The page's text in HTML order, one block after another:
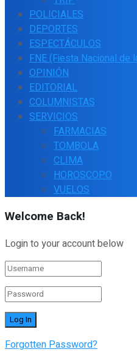
POLICIALES
DEPORTES
ESPECTÁCULOS
FNE (Fiesta Nacional de
OPINIÓN
EDITORIAL
COLUMNISTAS
SERVICIOS
FARMACIAS
TOMBOLA
CLIMA
HOROSCOPO
VUELOS
Welcome Back!
Login to your account below
Forgotten Password?